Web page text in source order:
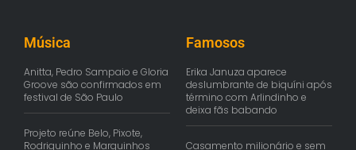
Música
Anitta, Pedro Sampaio e Gloria
Groove são confirmados em
festival de São Paulo
Projeto reúne Belo, Pixote,
Rodriguinho e Marquinhos
Famosos
Erika Januza aparece
deslumbrante de biquíni após
término com Arlindinho e
deixa fãs babando
Casamento milionário e sem